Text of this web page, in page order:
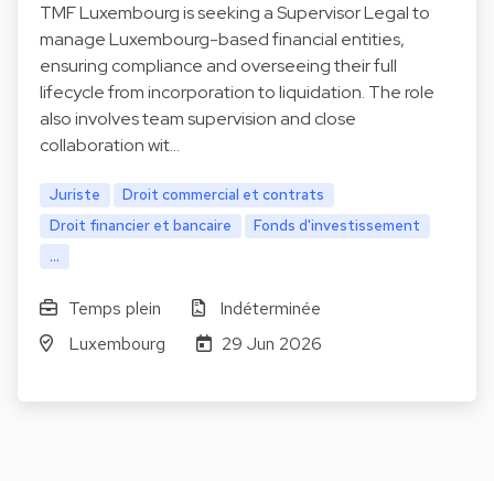
TMF Luxembourg is seeking a Supervisor Legal to
manage Luxembourg-based financial entities,
ensuring compliance and overseeing their full
lifecycle from incorporation to liquidation. The role
also involves team supervision and close
collaboration wit…
Juriste
Droit commercial et contrats
Droit financier et bancaire
Fonds d'investissement
...
Temps plein
Indéterminée
Luxembourg
29 Jun 2026